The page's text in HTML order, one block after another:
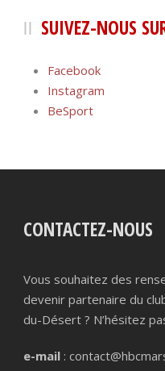
SUIVEZ-NOUS
Facebook
Instagram
BeSport
CONTACTEZ-NOUS
Vous souhaitez des
devenir partenaire du
du-Désert ? N’hésitez
e-mail :